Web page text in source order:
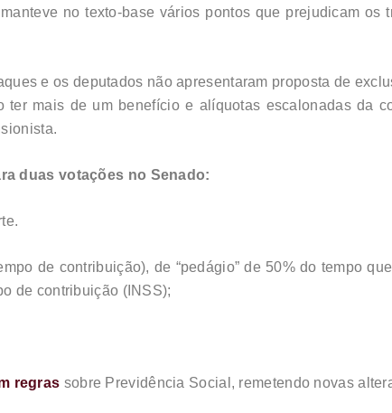
no texto-base vários pontos que prejudicam
e os deputados não apresentaram proposta de
ter mais de um benefício e alíquotas escalonadas da
duas votações no Senado:
de contribuição), de “pedágio” de 50% do tempo
de contribuição (INSS);
regras sobre Previdência Social, remetendo novas